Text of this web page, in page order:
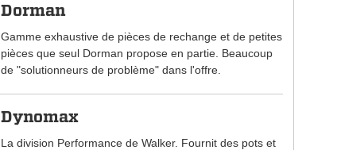
Dorman
Gamme exhaustive de pièces de rechange et de petites
pièces que seul Dorman propose en partie. Beaucoup
de "solutionneurs de problème" dans l'offre.
Dynomax
La division Performance de Walker. Fournit des pots et